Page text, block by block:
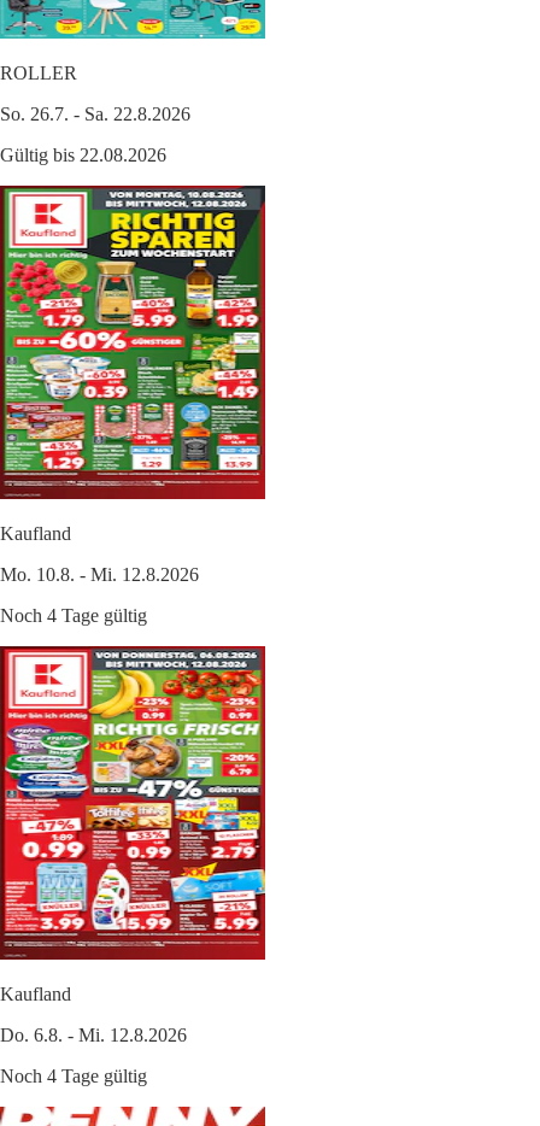
ROLLER
So. 26.7. - Sa. 22.8.2026
Gültig bis 22.08.2026
Kaufland
Mo. 10.8. - Mi. 12.8.2026
Noch 4 Tage gültig
Kaufland
Do. 6.8. - Mi. 12.8.2026
Noch 4 Tage gültig